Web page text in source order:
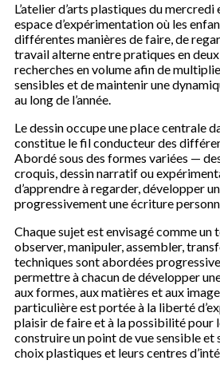
L’atelier d’arts plastiques du
espace d’expérimentation où les
différentes manières de faire, de
travail alterne entre pratiques en
recherches en volume afin de
sensibles et de maintenir une
au long de l’année.
Le dessin occupe une place centrale
constitue le fil conducteur des
Abordé sous des formes variées —
croquis, dessin narratif ou
d’apprendre à regarder, développer
progressivement une écriture
Chaque sujet est envisagé comme un
observer, manipuler, assembler,
techniques sont abordées
permettre à chacun de développer
aux formes, aux matières et aux
particulière est portée à la liberté
plaisir de faire et à la possibilité pour
construire un point de vue sensible et
choix plastiques et leurs centres